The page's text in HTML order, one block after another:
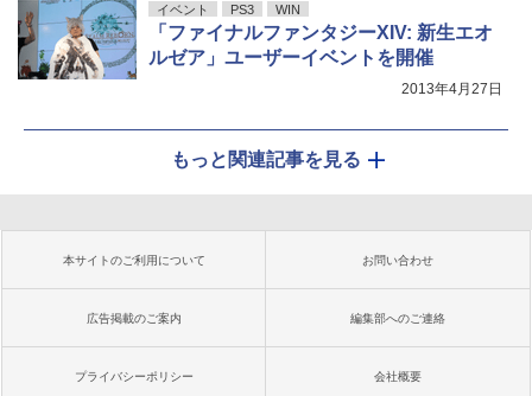
イベント PS3 WIN
「ファイナルファンタジーXIV: 新生エオ
ルゼア」ユーザーイベントを開催
2013年4月27日
もっと関連記事を見る
本サイトのご利用について お問い合わせ
広告掲載のご案内 編集部へのご連絡
プライバシーポリシー 会社概要